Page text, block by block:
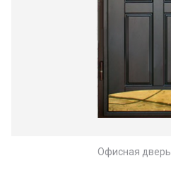
Офисная дверь